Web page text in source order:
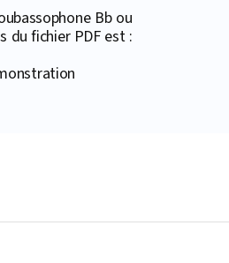
Bb ou
du fichier PDF est :